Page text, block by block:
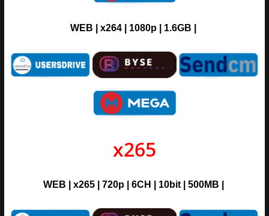
WEB x264 1080p | 1.6GB
x265
WEB x265| 720p | 6CH | 10bit| 500MB